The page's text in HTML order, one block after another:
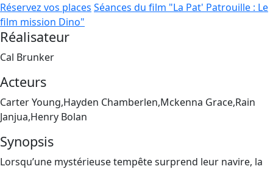
Réservez vos places Séances du film "La Pat' Patrouille : Le
film mission Dino"
Réalisateur
Cal Brunker
Acteurs
Carter Young,Hayden Chamberlen,Mckenna Grace,Rain
Janjua,Henry Bolan
Synopsis
Lorsqu’une mystérieuse tempête surprend leur navire, la